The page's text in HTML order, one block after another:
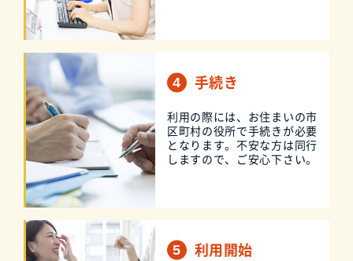
手続き
利用の際には、お住まいの市
区町村の役所で手続きが必要
となります。不安な方は同行
しますので、ご安心下さい。
利用開始